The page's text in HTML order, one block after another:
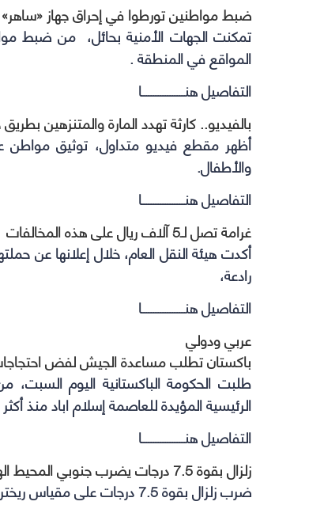
ضبط مواطنين تورطوا في إحراق جهاز «ساهر»
تمكنت الجهات الأمنية بحائل، من ضبط
المواقع في المنطقة .
التفاصيل هنــــــــــــــــــا
بالفيديو.. كارثة تهدد المارة والمتنزهين
أظهر مقطع فيديو متداول، توثيق مواطن
والأطفال.
التفاصيل هنــــــــــــــــــا
غرامة تصل لـ5 آلاف ريال على هذه المخالفات
أكدت هيئة النقل العام، خلال إعلانها عن
رادعة،
التفاصيل هنــــــــــــــــــا
عربي ودولي
باكستان تطلب مساعدة الجيش لفض
طلبت الحكومة الباكستانية اليوم
الرئيسية المؤيدة للعاصمة إسلام اباد منذ
التفاصيل هنــــــــــــــــــا
زلزال بقوة 7.5 درجات يضرب جنوبي المحيط الهادئ
ضرب زلزال بقوة 7.5 درجات على مقياس ريختر اليوم جنوبي المحيط الهادئ ، قبالة ساحل نيو كاليدونيا .